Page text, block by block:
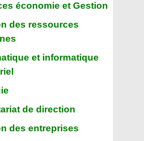
économie et Gestion
des ressources
et informatique
de direction
des entreprises